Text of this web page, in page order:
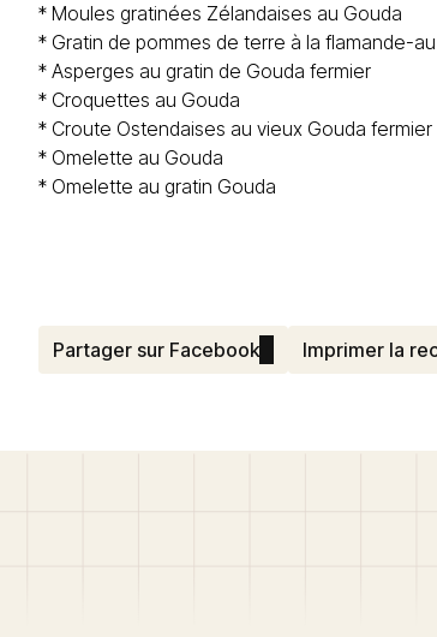
* Moules gratinées Zélandaises au Gouda
* Gratin de pommes de terre à la flamande-
* Asperges au gratin de Gouda fermier
* Croquettes au Gouda
* Croute Ostendaises au vieux Gouda fermier
* Omelette au Gouda
* Omelette au gratin Gouda
Partager sur Facebook Imprimer la